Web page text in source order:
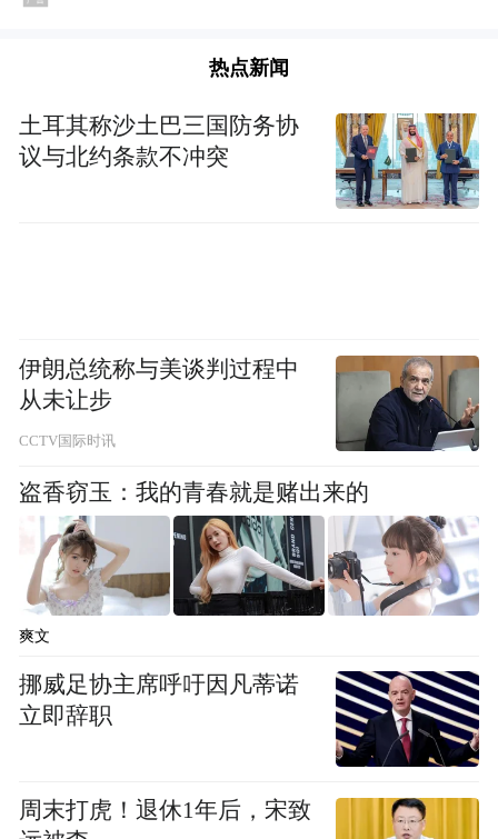
决方案。用户 Djic 建议三星在手机边框上增
加防滑纹理，而 Alternative-Farmer98 则希望
三星能在手机上增加一个凹槽，以便更容易
地打开手机。但这些改进对于已经发售的
用户们还发挥了自己的创意，尝试各种方法
来解决开盖难题。例如，有用户在 Fold7 的
侧面贴上了 CatTongue 防滑胶带，虽然该用
户展示的是 Fold 6，但对 Fold7 也适用。还
热点新闻
土耳其称沙土巴三国防务协
议与北约条款不冲突
伊朗总统称与美谈判过程中
从未让步
CCTV国际时讯
盗香窃玉：我的青春就是赌出来的
爽文
挪威足协主席呼吁因凡蒂诺
立即辞职
周末打虎！退休1年后，宋致